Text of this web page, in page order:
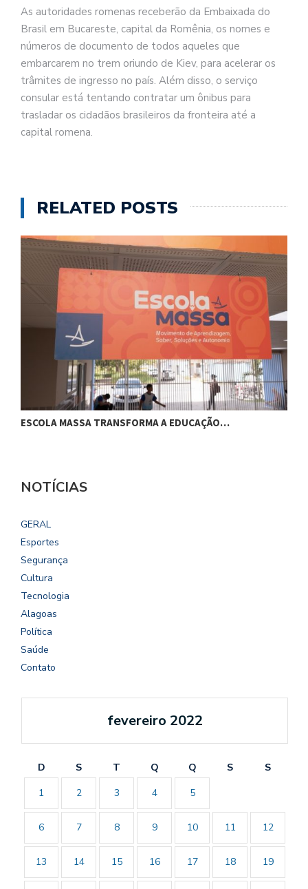
As autoridades romenas receberão da Embaixada do
Brasil em Bucareste, capital da Romênia, os nomes e
números de documento de todos aqueles que
embarcarem no trem oriundo de Kiev, para acelerar os
trâmites de ingresso no país. Além disso, o serviço
consular está tentando contratar um ônibus para
trasladar os cidadãos brasileiros da fronteira até a
capital romena.
RELATED POSTS
ESCOLA MASSA TRANSFORMA A EDUCAÇÃO…
NOTÍCIAS
GERAL
Esportes
Segurança
Cultura
Tecnologia
Alagoas
Política
Saúde
Contato
fevereiro 2022
D S T Q Q S
S
1
2 3 4 5
6 7 8 9 10 11 12
13 14 15 16 17 18 19